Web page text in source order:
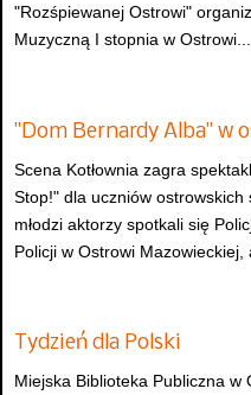
"Rozśpiewanej Ostrowi"
Muzyczną I stopnia w Ostrowi...
"Dom Bernardy Alba" w
Scena Kotłownia zagra
Stop!" dla uczniów ostrowskich
młodzi aktorzy spotkali się
Policji w Ostrowi Mazowieckiej,
Tydzień dla Polski
Miejska Biblioteka Publiczna w